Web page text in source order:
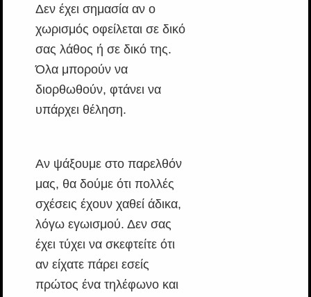
Δεν έχει σημασία αν ο
χωρισμός οφείλεται σε δικό
σας λάθος ή σε δικό της.
Όλα μπορούν να
διορθωθούν, φτάνει να
υπάρχει θέληση.
Αν ψάξουμε στο παρελθόν
μας, θα δούμε ότι πολλές
σχέσεις έχουν χαθεί άδικα,
λόγω εγωισμού. Δεν σας
έχει τύχει να σκεφτείτε ότι
αν είχατε πάρει εσείς
πρώτος ένα τηλέφωνο και